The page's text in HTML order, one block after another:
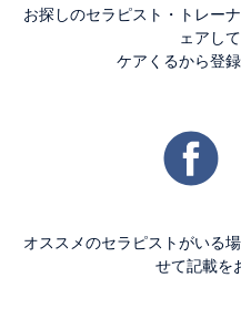
お探しのセラピスト・トレー
ェアし
ケアくるから登
オススメのセラピストがいる
せて記載を